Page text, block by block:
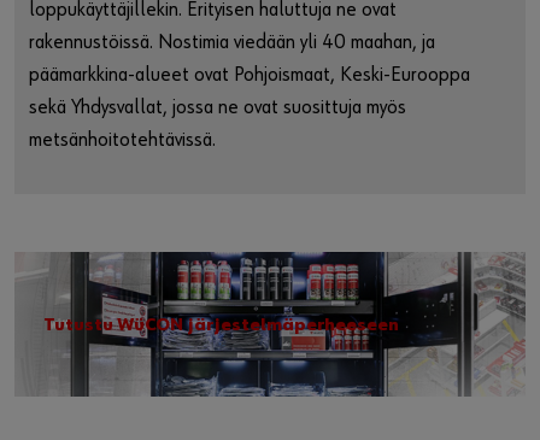
loppukäyttäjillekin. Erityisen haluttuja ne ovat
rakennustöissä. Nostimia viedään yli 40 maahan, ja
päämarkkina-alueet ovat Pohjoismaat, Keski-Eurooppa
sekä Yhdysvallat, jossa ne ovat suosittuja myös
metsänhoitotehtävissä.
Tutustu WüCON järjestelmäperheeseen